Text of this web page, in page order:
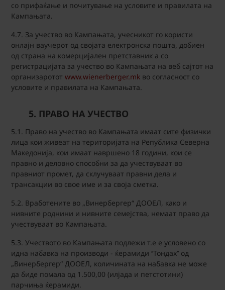
со прифаќање и почитување на условите и правилата на
Кампањата.
4.7. За учество во Кампањата, учесникот го користи
онлајн ваучерот од својата електронска пошта, добиен
од страна на комерцијален претставник а со
регистрацијата за учество во Кампањата на веб сајтот на
организаротот www.wienerberger.mk во согласност со
условите и правилата на Кампањата.
5. ПРАВО НА УЧЕСТВО
5.1. Право на учество во Кампањата имаат сите физички
лица кои живеат на територијата на Република Северна
Македонија, кои имаат навршено 18 години, кои се
правно и деловно способни за да учествуваат во
правниот промет, да склучуваат правни дела и
трансакции во свое име и за своја сметка.
5.2. Вработените во „Винербергер“ ДООЕЛ, како и
нивните роднини и нивните семејства, немаат право да
учествуваат во Кампањата.
5.3. Учеството во Кампањата подлежи т.е е условено со
идна набавка на производи - ќерамиди ‘’Тондах’’ од
„Винербергер“ ДООЕЛ, количината на набавка не може
да биде помала од 1.500,00 (илјада и петстотини)
парчиња ќерамиди.